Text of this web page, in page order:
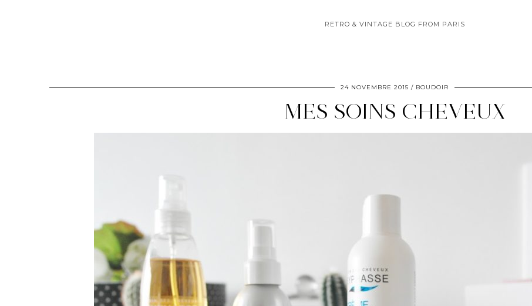
RETRO & VINTAGE BLOG FROM PARIS
24 NOVEMBRE 2015 BOUDOIR
MES SOINS CHEVEUX